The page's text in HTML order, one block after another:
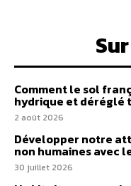
Comment le sol
hydrique et
2 août 2026
Développer notre
non humaines avec
30 juillet 2026